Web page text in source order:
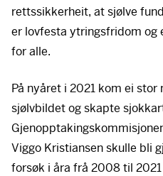
rettssikkerheit, at sjølve
er lovfesta ytringsfridom og
for alle.
På nyåret i 2021 kom ei
sjølvbildet og skapte
Viggo Kristiansen skulle bli
forsøk i åra frå 2008 til